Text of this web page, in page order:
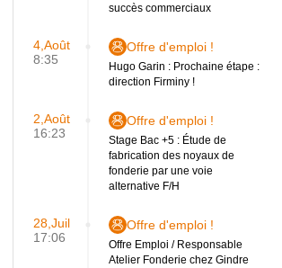
succès commerciaux
4,Août
8:35
Offre d'emploi !
Hugo Garin : Prochaine étape :
direction Firminy !
2,Août
16:23
Offre d'emploi !
Stage Bac +5 : Étude de
fabrication des noyaux de
fonderie par une voie
alternative F/H
28,Juil
17:06
Offre d'emploi !
Offre Emploi / Responsable
Atelier Fonderie chez Gindre